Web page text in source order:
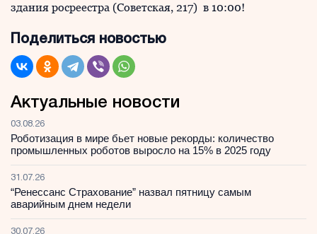
здания росреестра (Советская, 217) в 10:00!
Поделиться новостью
Актуальные новости
03.08.26
Роботизация в мире бьет новые рекорды: количество
промышленных роботов выросло на 15% в 2025 году
31.07.26
“Ренессанс Страхование” назвал пятницу самым
аварийным днем недели
30.07.26